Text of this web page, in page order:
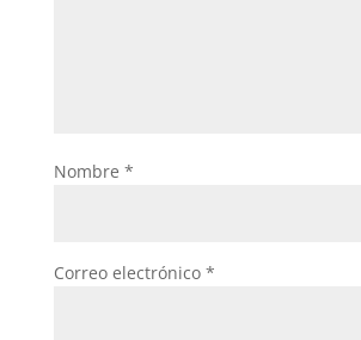
Nombre *
Correo electrónico *